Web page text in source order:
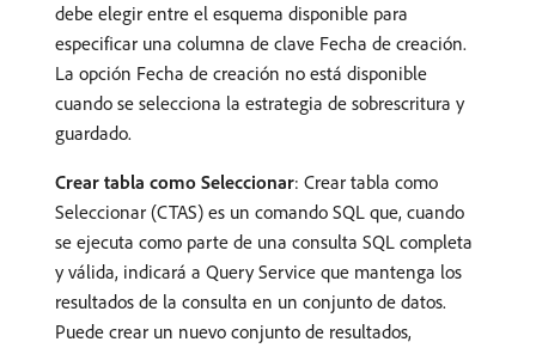
debe elegir entre el esquema disponible para
especificar una columna de clave Fecha de creación.
La opción Fecha de creación no está disponible
cuando se selecciona la estrategia de sobrescritura y
guardado.
Crear tabla como Seleccionar: Crear tabla como
Seleccionar (CTAS) es un comando SQL que, cuando
se ejecuta como parte de una consulta SQL completa
y válida, indicará a Query Service que mantenga los
resultados de la consulta en un conjunto de datos.
Puede crear un nuevo conjunto de resultados,